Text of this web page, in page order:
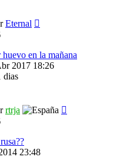
Eternal
en la mañana
2017 18:26
dias
rtrja
23:48